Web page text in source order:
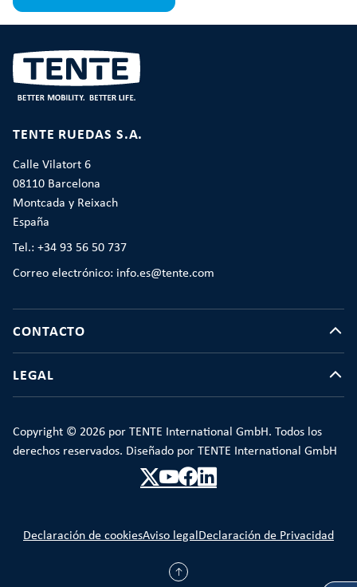
TENTE RUEDAS S.A.
Calle Vilatort 6
08110 Barcelona
Montcada y Reixach
España
Tel.: +34 93 56 50 737
Correo electrónico: info.es@tente.com
CONTACTO
LEGAL
Copyright © 2026 por TENTE International GmbH. Todos los
derechos reservados. Diseñado por TENTE International GmbH
Declaración de cookiesAviso legal Declaración de Privacidad